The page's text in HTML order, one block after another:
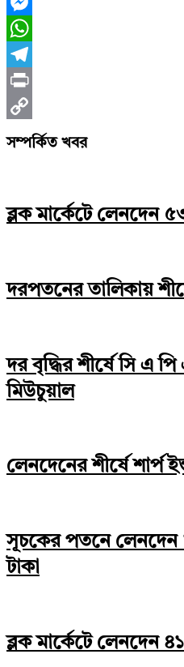
Messenger
WhatsApp
Telegram
Print
Copy
সম্পর্কিত খবর
ব্লক মার্কেটে লেনদেন
দরপতনের তালিকায়
দর বৃদ্ধির শীর্ষে সি এ
মিউচুয়াল
লেনদেনের শীর্ষে শার্প
সূচকের পতনে লেনদেন
টাকা
ব্লক মার্কেটে লেনদেন